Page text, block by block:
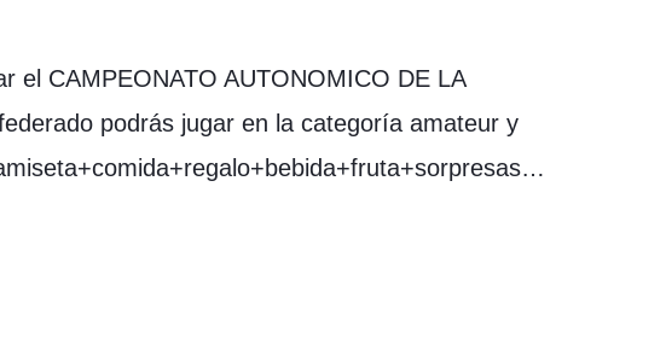
el CAMPEONATO AUTONOMICO DE LA
podrás jugar en la categoría amateur y